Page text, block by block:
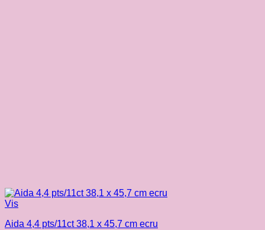
Vis
Aida 4,4 pts/11ct 38,1 x 45,7 cm ecru